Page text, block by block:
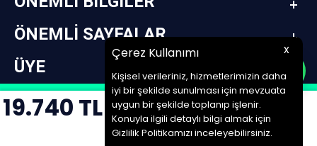
Çerez Kullanımı x
Kişisel verileriniz, hizmetlerimizin daha
iyi bir şekilde sunulması için mevzuata
uygun bir şekilde toplanıp işlenir.
Konuyla ilgili detaylı bilgi almak için
Gizlilik Politikamızı inceleyebilirsiniz.
19.740 TL
SEPETE EKLE
ÖNEMLI SAYFALAR
ÜYE
design by jetpack | www.müziküssü.com | copyright ©2022 Tüm hakları saklıdır.
E-TicaretSistemleriyle Hazırlanmıştır.